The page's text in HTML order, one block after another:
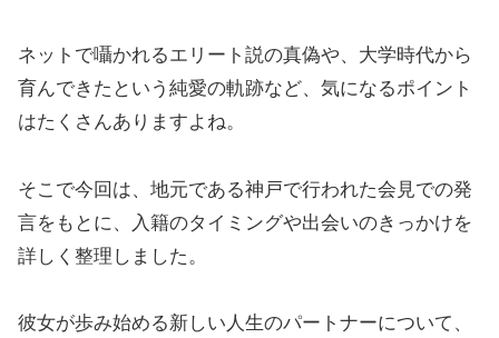
ネットで囁かれるエリート説の真偽や、大学時代から
育んできたという純愛の軌跡など、気になるポイント
はたくさんありますよね。
そこで今回は、地元である神戸で行われた会見での発
言をもとに、入籍のタイミングや出会いのきっかけを
詳しく整理しました。
彼女が歩み始める新しい人生のパートナーについて、